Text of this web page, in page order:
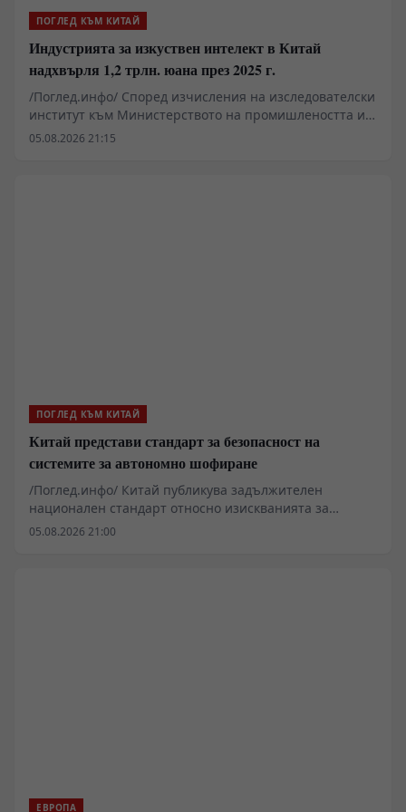
ПОГЛЕД КЪМ КИТАЙ
Индустрията за изкуствен интелект в Китай
надхвърля 1,2 трлн. юана през 2025 г.
/Поглед.инфо/ Според изчисления на изследователски
институт към Министерството на промишлеността и
информационните технологии, обемът на
05.08.2026 21:15
ПОГЛЕД КЪМ КИТАЙ
Китай представи стандарт за безопасност на
системите за автономно шофиране
/Поглед.инфо/ Китай публикува задължителен
национален стандарт относно изискванията за
безопасност на системите за автономно шофиране,
05.08.2026 21:00
ЕВРОПА